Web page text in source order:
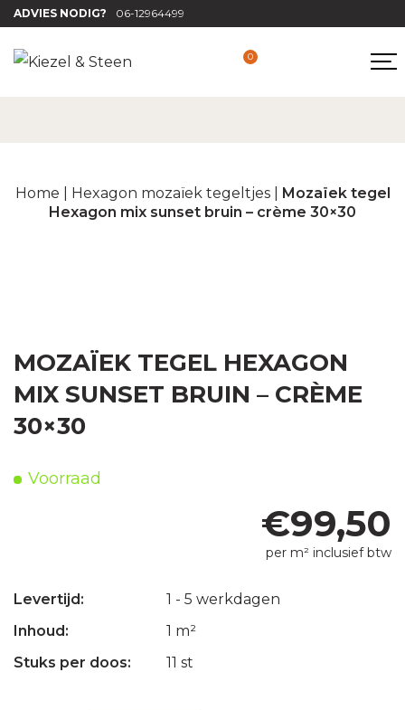
ADVIES NODIG? 06-12964499
0
Home Hexagon mozaïek tegeltjes| Mozaïek tegel
Hexagon mix sunset bruin – crème 30×30
MOZAÏEK TEGEL HEXAGON
MIX SUNSET BRUIN – CRÈME
30×30
Voorraad
€99,50
per m² inclusief btw
Levertijd:
1 - 5 werkdagen
Inhoud:
1 m²
Stuks per doos:
11 st